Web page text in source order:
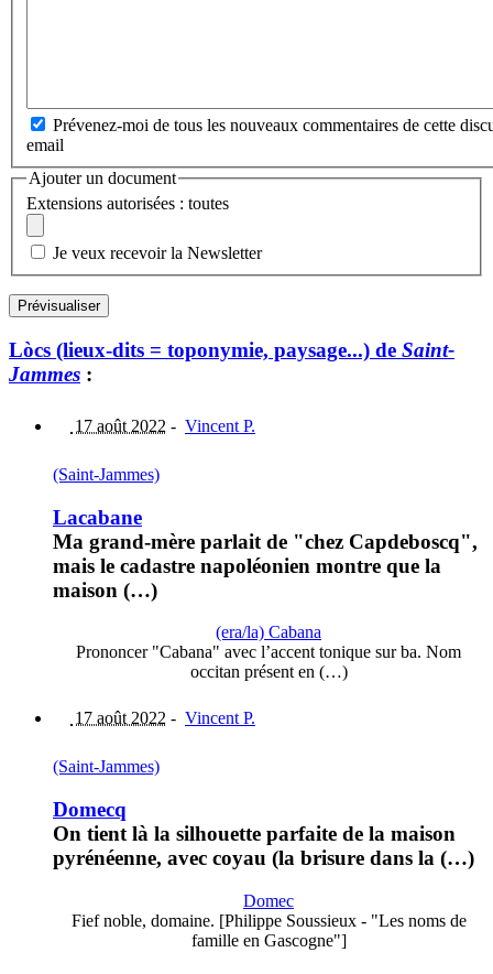
Prévenez-moi de tous les nouveaux commentaires de cette
email
Ajouter un document
Extensions autorisées : toutes
Je veux recevoir la Newsletter
Lòcs (lieux-dits = toponymie, paysage...) de Saint-
Jammes :
17 août 2022 - Vincent P.
(Saint-Jammes)
Lacabane
Ma grand-mère parlait de "chez Capdeboscq",
mais le cadastre napoléonien montre que la
maison (…)
(era/la) Cabana
Prononcer "Cabana" avec l’accent tonique sur ba. Nom
occitan présent en (…)
17 août 2022 - Vincent P.
(Saint-Jammes)
Domecq
On tient là la silhouette parfaite de la maison
pyrénéenne, avec coyau (la brisure dans la (…)
Domec
Fief noble, domaine. [Philippe Soussieux - "Les noms de
famille en Gascogne"]